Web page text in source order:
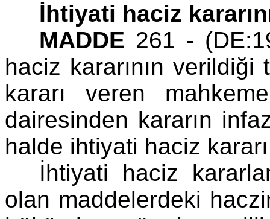
İhtiyati haciz
MADDE 261 -
haciz kararının
kararı veren
dairesinden kararın
halde ihtiyati haciz
İhtiyati haciz
olan maddelerdeki